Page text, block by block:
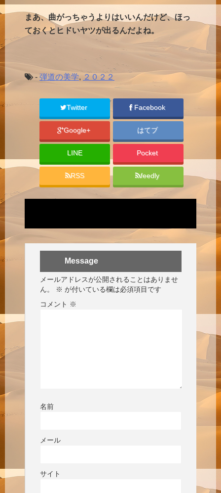
まあ、曲がっちゃうよりはいいんだけど、ほっ
ておくとヒドいヤツが出るんだよね。
- 弾道の美学, ２０２２
Twitter Facebook
Google+ はてブ
LINE Pocket
RSS feedly
Message
メールアドレスが公開されることはありませ
ん。
※ が付いている欄は必須項目です
コメント ※
名前
メール
サイト